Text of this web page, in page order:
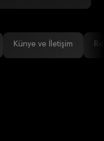
Künye ve İletişim